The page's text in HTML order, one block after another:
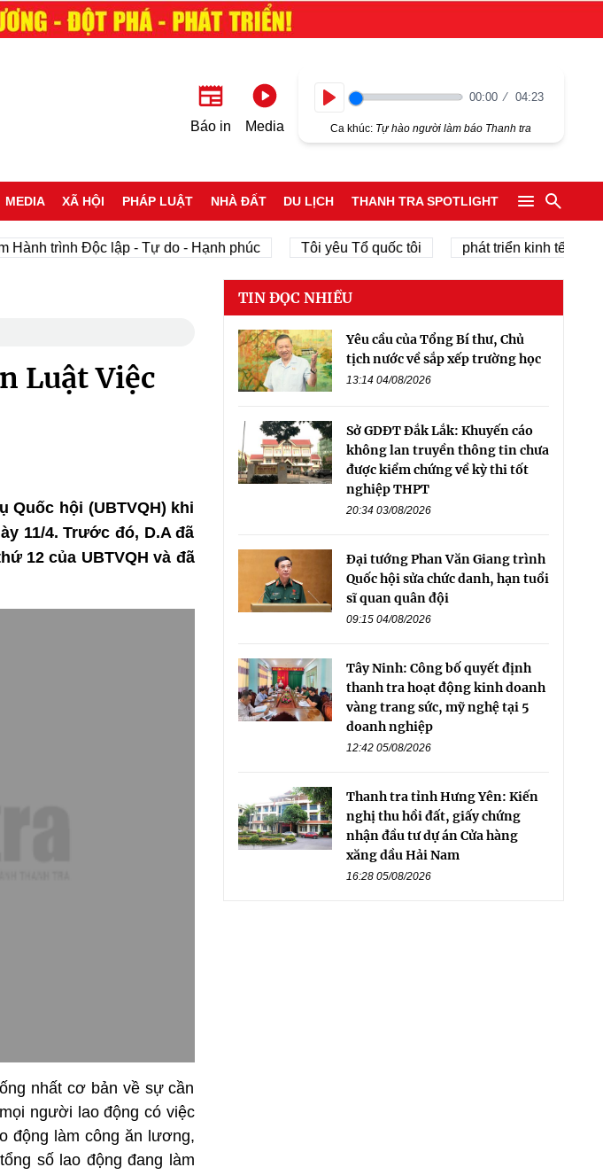
Báo in Media
00:00 04:23
Ca khúc: Tự hào người làm báo Thanh tra
MEDIA XÃ HỘI PHÁP LUẬT NHÀ ĐẤT DU LỊCH THANH TRA SPOTLIGHT
trình Độc lập - Tự do - Hạnh phúc Tôi yêu Tổ quốc tôi phát triển kinh tế tư nhân
Luật Việc
Quốc hội (UBTVQH) khi
11/4. Trước đó, D.A đã
12 của UBTVQH và đã
nhất cơ bản về sự cần
người lao động có việc
động làm công ăn lương,
số lao động đang làm
TIN ĐỌC NHIỀU
Yêu cầu của Tổng Bí thư, Chủ
tịch nước về sắp xếp trường học
13:14 04/08/2026
Sở GDĐT Đắk Lắk: Khuyến cáo
không lan truyền thông tin chưa
được kiểm chứng về kỳ thi tốt
nghiệp THPT
20:34 03/08/2026
Đại tướng Phan Văn Giang trình
Quốc hội sửa chức danh, hạn tuổi
sĩ quan quân đội
09:15 04/08/2026
Tây Ninh: Công bố quyết định
thanh tra hoạt động kinh doanh
vàng trang sức, mỹ nghệ tại 5
doanh nghiệp
12:42 05/08/2026
Thanh tra tỉnh Hưng Yên: Kiến
nghị thu hồi đất, giấy chứng
nhận đầu tư dự án Cửa hàng
xăng dầu Hải Nam
16:28 05/08/2026